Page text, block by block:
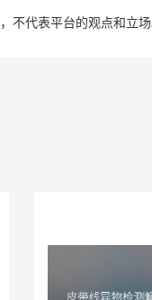
不代表平台的观点和立